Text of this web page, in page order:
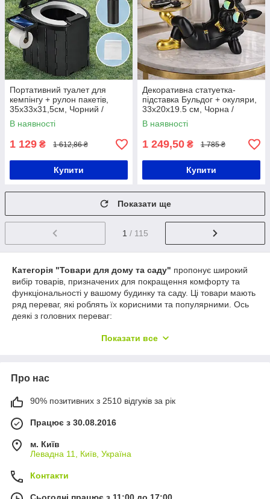
Портативний туалет для
кемпінгу + рулон пакетів,
35х33х31,5см, Чорний /
Складний біотуалет / Туалет
туристичний
В наявності
1 129 ₴ 1 612,86 ₴
Купити
Декоративна статуетка-
підставка Бульдог + окуляри,
33х20х19.5 см, Чорна /
Фігурка французького
бульдога / Статутетки для
В наявності
1 249,50 ₴ 1 785 ₴
Купити
Показати ще
1 / 115
Категорія "Товари для дому та саду" пропонує широкий
вибір товарів, призначених для покращення комфорту та
функціональності у вашому будинку та саду. Ці товари мають
ряд переваг, які роблять їх корисними та популярними. Ось
деякі з головних переваг:
призначені для створення зручної та комфортної
будинку та саду.
категорії розроблено з урахуванням підвищення
допомогти заощадити час та зусилля під час виконання
завдань з догляду за будинком та садом.
Розмаїття функцій та можливостей
товарів, кожен з яких має свої унікальні функції та
Показати все
Про нас
90% позитивних з 2510 відгуків за рік
Працює з 30.08.2016
м. Київ
Левадна 11, Київ, Україна
Контакти